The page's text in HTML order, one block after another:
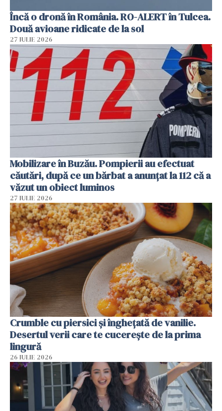
Încă o dronă în România. RO-ALERT în Tulcea.
Două avioane ridicate de la sol
27 IULIE 2026
Mobilizare în Buzău. Pompierii au efectuat
căutări, după ce un bărbat a anunțat la 112 că a
văzut un obiect luminos
27 IULIE 2026
Crumble cu piersici și înghețată de vanilie.
Desertul verii care te cucerește de la prima
lingură
26 IULIE 2026